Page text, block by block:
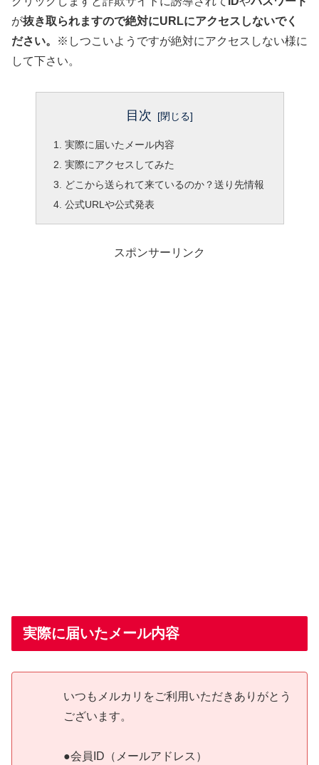
が抜き取られますので絶対にURLにアクセスしないでく
ださい。
※しつこいようですが絶対にアクセスしない様に
して下さい。
目次
実際に届いたメール内容
実際にアクセスしてみた
どこから送られて来ているのか？送り先情報
公式URLや公式発表
スポンサーリンク
実際に届いたメール内容
いつもメルカリをご利用いただきありがとう
ございます。
●会員ID（メールアドレス）